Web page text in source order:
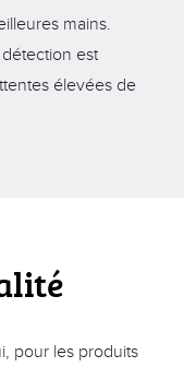
mains.
est
élevées de
pour les produits